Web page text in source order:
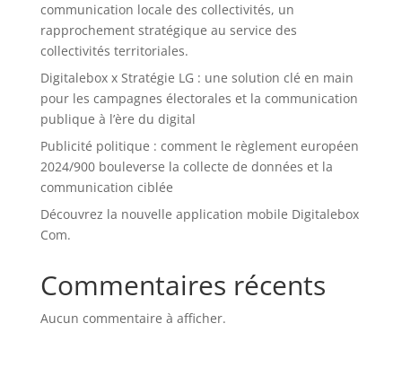
communication locale des collectivités, un
rapprochement stratégique au service des
collectivités territoriales.
Digitalebox x Stratégie LG : une solution clé en main
pour les campagnes électorales et la communication
publique à l’ère du digital
Publicité politique : comment le règlement européen
2024/900 bouleverse la collecte de données et la
communication ciblée
Découvrez la nouvelle application mobile Digitalebox
Com.
Commentaires récents
Aucun commentaire à afficher.